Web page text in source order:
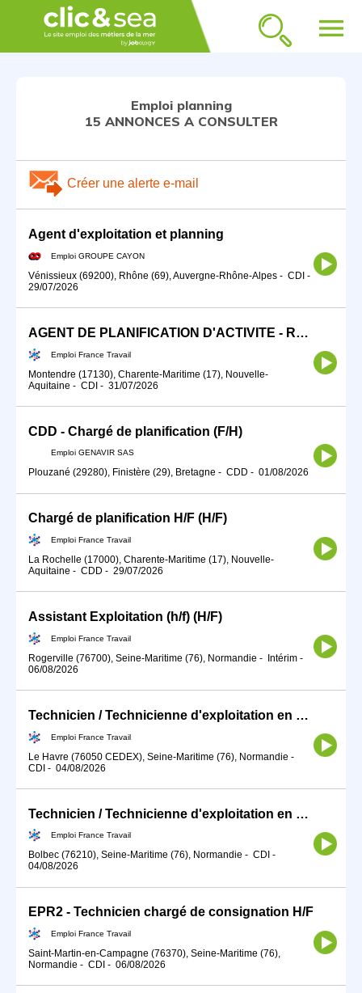
menu
Emploi planning
15 ANNONCES A CONSULTER
Créer une alerte e-mail
Agent d'exploitation et planning
Emploi GROUPE CAYON
Vénissieux (69200), Rhône (69), Auvergne-Rhône-Alpes - CDI -
29/07/2026
AGENT DE PLANIFICATION D'ACTIVITE - REGULATEUR (H/F)
Emploi France Travail
Montendre (17130), Charente-Maritime (17), Nouvelle-
Aquitaine - CDI - 31/07/2026
CDD - Chargé de planification (F/H)
Emploi GENAVIR SAS
Plouzané (29280), Finistère (29), Bretagne - CDD - 01/08/2026
Chargé de planification H/F (H/F)
Emploi France Travail
La Rochelle (17000), Charente-Maritime (17), Nouvelle-
Aquitaine - CDD - 29/07/2026
Assistant Exploitation (h/f) (H/F)
Emploi France Travail
Rogerville (76700), Seine-Maritime (76), Normandie - Intérim -
06/08/2026
Technicien / Technicienne d'exploitation en production d'énergie (H/F)
Emploi France Travail
Le Havre (76050 CEDEX), Seine-Maritime (76), Normandie -
CDI - 04/08/2026
Technicien / Technicienne d'exploitation en production d'énergie (H/F)
Emploi France Travail
Bolbec (76210), Seine-Maritime (76), Normandie - CDI -
04/08/2026
EPR2 - Technicien chargé de consignation H/F
Emploi France Travail
Saint-Martin-en-Campagne (76370), Seine-Maritime (76),
Normandie - CDI - 06/08/2026